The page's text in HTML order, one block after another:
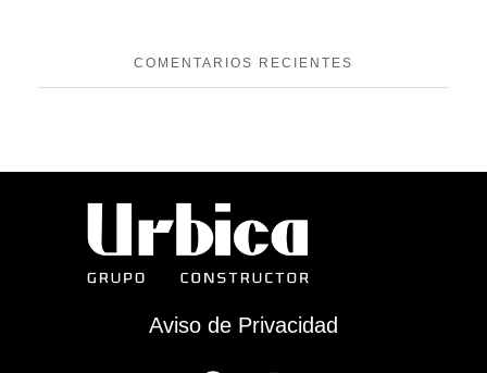
COMENTARIOS RECIENTES
Aviso de Privacidad